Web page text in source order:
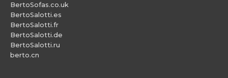
BertoSofas.co.uk
BertoSalotti.es
BertoSalotti.fr
BertoSalotti.de
BertoSalotti.ru
berto.cn